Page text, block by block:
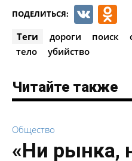
ПОДЕЛИТЬСЯ: VK
Теги дороги поиск
тело
убийство
Читайте также
Общество
«Ни рынка,